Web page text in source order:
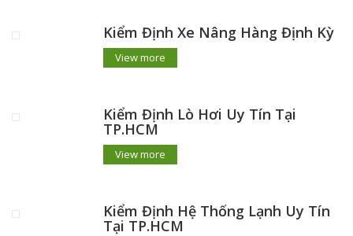
Kiểm Định Xe Nâng Hàng Định Kỳ
View more
Kiểm Định Lò Hơi Uy Tín Tại
TP.HCM
View more
Kiểm Định Hệ Thống Lạnh Uy Tín
Tại TP.HCM